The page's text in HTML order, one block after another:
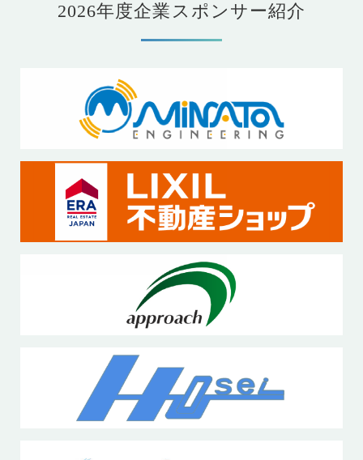
2026年度企業スポンサー紹介